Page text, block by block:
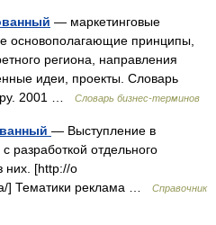
— маркетинговые
принципы,
региона, направления
идеи, проекты. Словарь
2001 …
Словарь бизнес-терминов
— Выступление в
разработкой отдельного
них. [http://o
] Тематики реклама …
Справочник